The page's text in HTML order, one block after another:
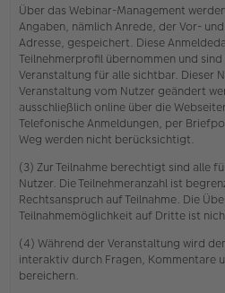
Über das Webinar-Management
Angaben, nämlich Anrede, der Vor-
Adresse, gespeichert. Diese
Teilnehmerprofil übernommen und
Veranstaltung für alle sichtbar. Dieser
Veranstaltung vom Nutzer geändert
ausschließlich online über die
Telefonische Anmeldungen, per
Weg werden nicht berücksichtigt.
(3) Zur Teilnahme berechtigt sind alle
Nutzer. Die Teilnehmeranzahl ist
Rechtsanspruch auf Teilnahme. Die
Teilnahmemöglichkeit auf Dritte ist
(4) Während der Veranstaltung wird
interaktiv durch Fragen, Kommentare
bereichern.